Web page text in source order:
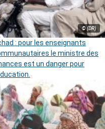
© (DR)
: pour les enseignants
le ministre des
est un danger pour